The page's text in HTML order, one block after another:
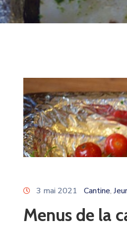
3 mai 2021 Cantine‚
Menus de la